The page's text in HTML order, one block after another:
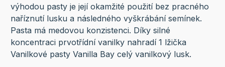
výhodou pasty je její okamžité použití bez pracného
naříznutí lusku a následného vyškrábání semínek.
Pasta má medovou konzistenci. Díky silné
koncentraci prvotřídní vanilky nahradí 1 lžička
Vanilkové pasty Vanilla Bay celý vanilkový lusk.